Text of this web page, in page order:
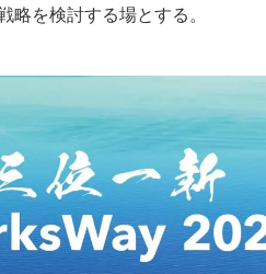
略を検討する場とする。